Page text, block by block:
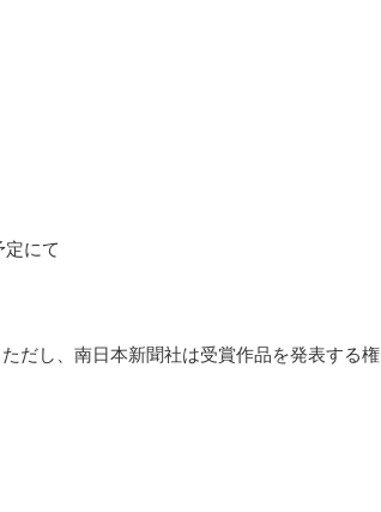
定にて
だし、南日本新聞社は受賞作品を発表する権